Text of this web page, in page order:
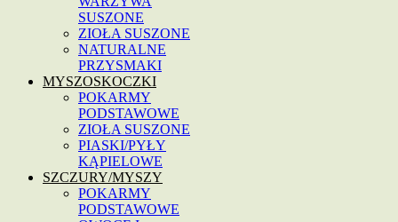
SUSZONE
ZIOŁA SUSZONE
NATURALNE
PRZYSMAKI
MYSZOSKOCZKI
POKARMY
PODSTAWOWE
ZIOŁA SUSZONE
PIASKI/PYŁY
KĄPIELOWE
SZCZURY/MYSZY
POKARMY
PODSTAWOWE